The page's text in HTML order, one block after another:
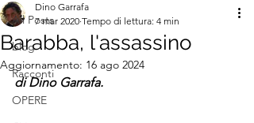
All Posts
blog
Racconti
OPERE
Barabba, l'assassino
Dino Garrafa
7 mar 2020 Tempo di lettura: 4 min
Aggiornamento: 16 ago 2024
di Dino Garrafa.